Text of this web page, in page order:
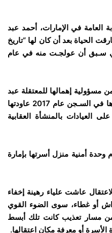
العامة في الإمارات، أحمد عبد
الحياة بعد أن كان لها “تاريخ
سـبق أن عولجـت منه في عام
إهمالها للمعتقلة عبد
النور، قال الحمادي إنها أثناء وجودها في السـجن عام 2017 عاودتها
العيادات بالمنشأة العقابية
وحدة أمنية منزل أسرتها بإمارة
عاشت علياء رهينة إخفاء
أو غطاء، سوى الضوء القوي
مسار تعذيب كانت تلك أبسط
الأسرة أو معرفة مكان اعتقالها.